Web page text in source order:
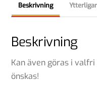
Beskrivning
Beskrivning
Kan även göras i
önskas!